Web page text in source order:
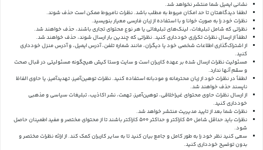
نشانی ایمیل شما منتشر نخواهد شد.
لطفا دیدگاهتان تا حد امکان مربوط به مطلب باشد. نظرات نامربوط ممکن است حذف شوند.
نظرات خود را به صورت خوانا و با استفاده از زبان فارسی معیار بنویسید.
نظراتی که شامل تبلیغات، لینک‌های تبلیغاتی یا هر نوع محتوای تجاری باشند، حذف خواهند شد.
لطفاً از ارسال نظرات تکراری خودداری کنید. نظراتی که چندین بار ارسال شوند، حذف خواهند شد.
از اشتراک‌گذاری اطلاعات شخصی خود یا دیگران، مانند شماره تلفن، آدرس ایمیل، و آدرس منزل خودداری
کنید.
مسئولیت نظرات ارسال شده بر عهده کاربران است و سایت وستا کیش هیچگونه مسئولیتی در قبال صحت
و سقم آنها ندارد.
لطفاً در نظرات خود از زبان محترمانه و مودبانه استفاده کنید. نظرات توهین‌آمیز، تهدیدآمیز، یا حاوی الفاظ
ناپسند حذف خواهند شد.
از ارسال نظرات حاوی محتوای غیراخلاقی، توهین‌آمیز، تهمت، نشر اکاذیب، تبلیغات سیاسی و مذهبی
خودداری کنید.
نظرات شما بعد از تایید مدیریت منتشر خواهد شد.
نظرات باید حداقل شامل 50 کاراکتر و حداکثر 500 کاراکتر باشند تا از محتوای مختصر و مفید اطمینان حاصل
شود.
سعی کنید نظر خود را به طور کامل و جامع بیان کنید تا به سایر کاربران کمک کند.از ارائه نظرات مختصر و
بدون توضیح خودداری کنید.